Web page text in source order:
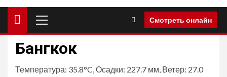
меню
Смотреть онлайн
Бангкок
Температура: 35.8°C, Осадки: 227.7 мм, Ветер: 27.0